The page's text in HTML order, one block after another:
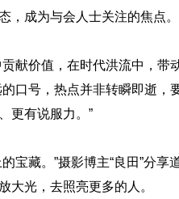
，成为与会人士关注的焦点。
献价值，在时代洪流中，带
口号，热点并非转瞬即逝
更有说服力。”
宝藏。”摄影博主“良田”分
大光，去照亮更多的人。